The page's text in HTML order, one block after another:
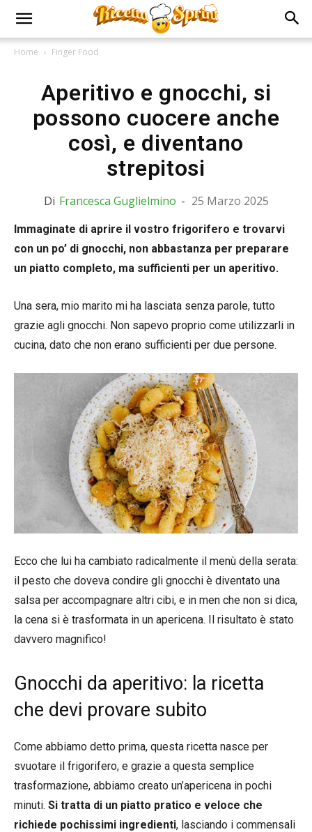
Home Finger Food
Aperitivo e gnocchi, si
possono cuocere anche
così, e diventano
strepitosi
Di Francesca Guglielmino - 25 Marzo 2025
Immaginate di aprire il vostro frigorifero e trovarvi
con un po’ di gnocchi, non abbastanza per preparare
un piatto completo, ma sufficienti per un aperitivo.
Una sera, mio marito mi ha lasciata senza parole, tutto
grazie agli gnocchi. Non sapevo proprio come utilizzarli in
cucina, dato che non erano sufficienti per due persone.
Ecco che lui ha cambiato radicalmente il menù della serata:
il pesto che doveva condire gli gnocchi è diventato una
salsa per accompagnare altri cibi, e in men che non si dica,
la cena si è trasformata in un apericena. Il risultato è stato
davvero magnifico!
Gnocchi da aperitivo: la ricetta
che devi provare subito
Come abbiamo detto prima, questa ricetta nasce per
svuotare il frigorifero, e grazie a questa semplice
trasformazione, abbiamo creato un’apericena in pochi
minuti. Si tratta di un piatto pratico e veloce che
richiede pochissimi ingredienti, lasciando i commensali